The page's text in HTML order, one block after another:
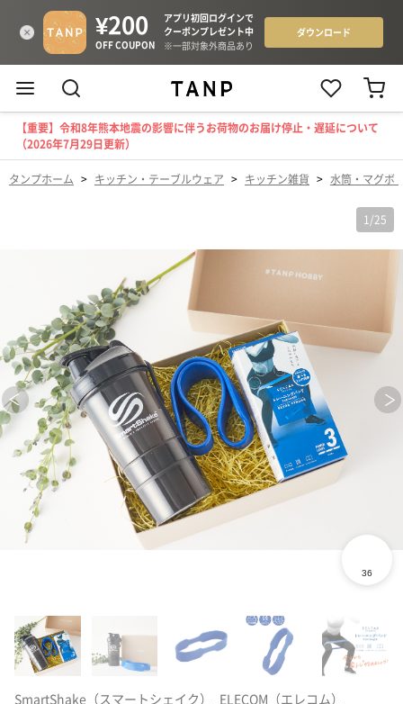
【重要】令和8年熊本地震の影響に伴うお荷物のお届け停止・遅延について
（2026年7月29日更新）
タンプホーム > キッチン・テーブルウェア > キッチン雑貨 > 水筒・マグボ
1 /25
SmartShake（スマートシェイク）
ELECOM（エレコム）